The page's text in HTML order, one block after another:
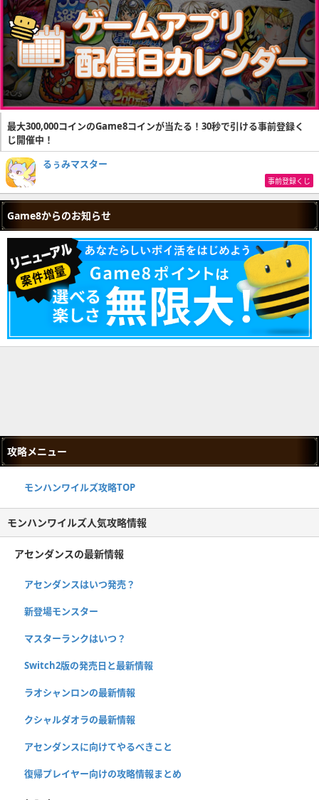
最大300,000コインのGame8コインが当たる！30秒で引ける事前登録く
じ開催中！
るぅみマスター
事前登録くじ
Game8からのお知らせ
攻略メニュー
モンハンワイルズ攻略TOP
モンハンワイルズ人気攻略情報
アセンダンスの最新情報
アセンダンスはいつ発売？
新登場モンスター
マスターランクはいつ？
Switch2版の発売日と最新情報
ラオシャンロンの最新情報
クシャルダオラの最新情報
アセンダンスに向けてやるべきこと
復帰プレイヤー向けの攻略情報まとめ